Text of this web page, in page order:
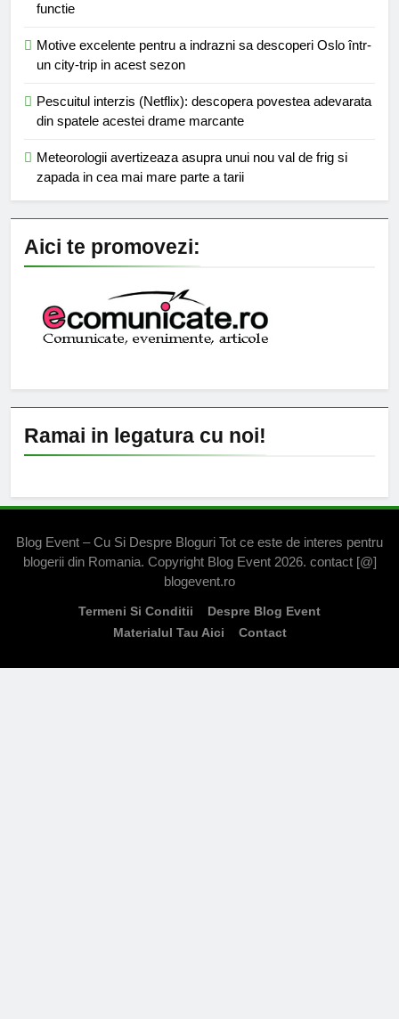
functie
Motive excelente pentru a indrazni sa descoperi Oslo într-
un city-trip in acest sezon
Pescuitul interzis (Netflix): descopera povestea adevarata
din spatele acestei drame marcante
Meteorologii avertizeaza asupra unui nou val de frig si
zapada in cea mai mare parte a tarii
Aici te promovezi:
Ramai in legatura cu noi!
Blog Event – Cu Si Despre Bloguri Tot ce este de interes pentru
blogerii din Romania. Copyright Blog Event 2026. contact [@]
blogevent.ro
Termeni Si Conditii
Despre Blog Event
Materialul Tau Aici
Contact